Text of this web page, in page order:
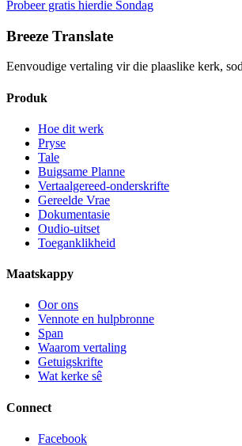
Probeer gratis hierdie Sondag
Breeze Translate
Eenvoudige vertaling vir die plaaslike kerk,
Produk
Hoe dit werk
Pryse
Tale
Buigsame Planne
Vertaalgereed-onderskrifte
Gereelde Vrae
Dokumentasie
Oudio-uitset
Toeganklikheid
Maatskappy
Oor ons
Vennote en hulpbronne
Span
Waarom vertaling
Getuigskrifte
Wat kerke sê
Connect
Facebook